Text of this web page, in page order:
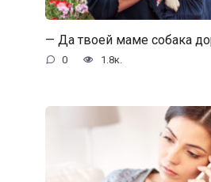
— Да твоей маме собака
0 1.8к.